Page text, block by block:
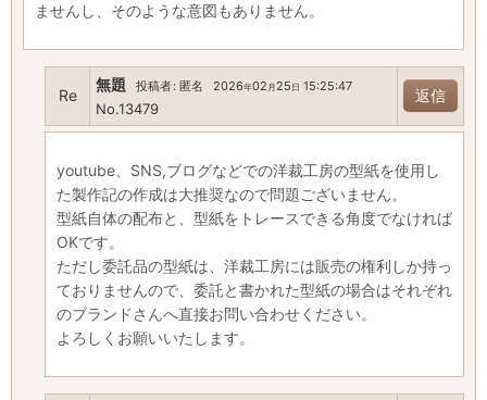
ませんし、そのような意図もありません。
Re
無題 投稿者: 匿名 2026年02 月25 日 15:25:47
No.13479
返信
youtube、SNS,ブログなどでの洋裁工房の型紙を使用し
た製作記の作成は大推奨なので問題ございません。
型紙自体の配布と、型紙をトレースできる角度でなければ
OKです。
ただし委託品の型紙は、洋裁工房には販売の権利しか持っ
ておりませんので、委託と書かれた型紙の場合はそれぞれ
のブランドさんへ直接お問い合わせください。
よろしくお願いいたします。